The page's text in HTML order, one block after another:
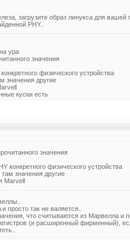
загрузите образ линукса для вашей
PHY..
ура
значения
физического устройства
значения другие
куски есть
значения
конкретного физического устройства
значения другие
Marvell
просто так не валяется..
что считываются из Марвелла и
(и расширенный фирменный),